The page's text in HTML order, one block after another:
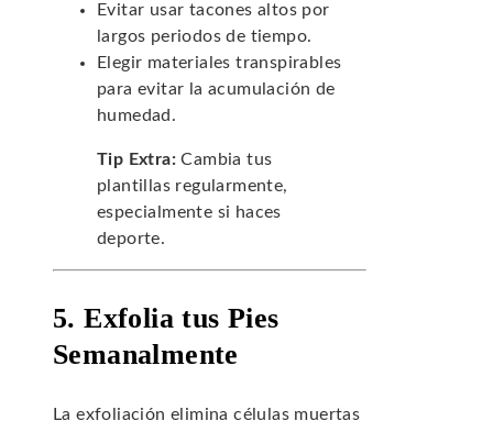
Evitar usar tacones altos por
largos periodos de tiempo.
Elegir materiales transpirables
para evitar la acumulación de
humedad.
Tip Extra: Cambia tus
plantillas regularmente,
especialmente si haces
deporte.
5. Exfolia tus Pies
Semanalmente
La exfoliación elimina células muertas